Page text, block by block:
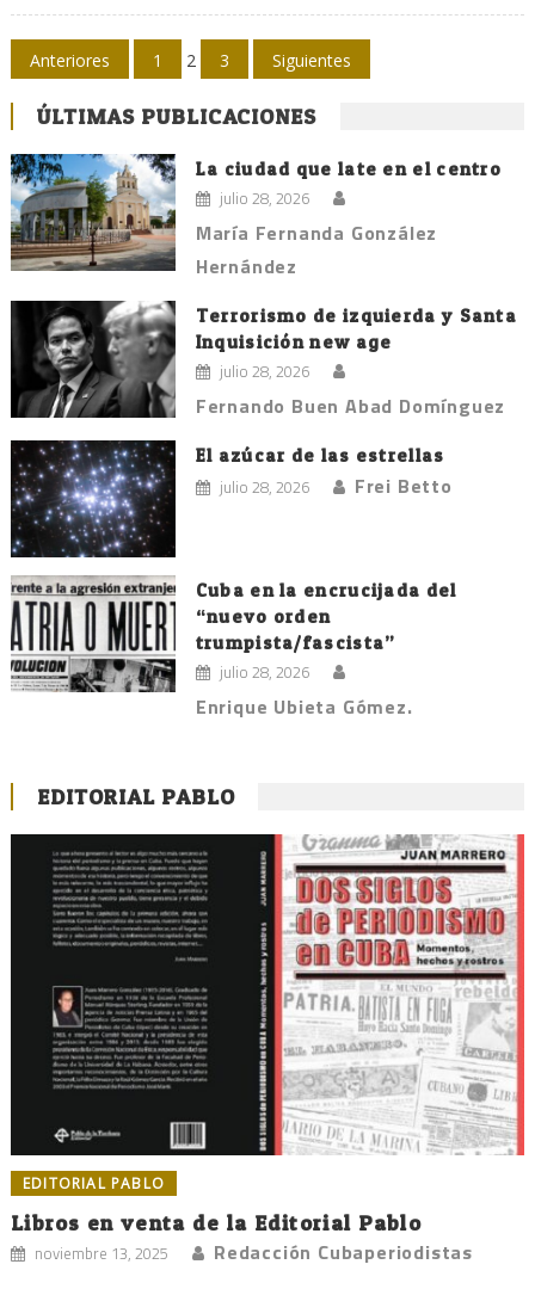
Navegación
de
entradas
Anteriores 1 2 3 Siguientes
ÚLTIMAS PUBLICACIONES
La ciudad que late en el centro
julio 28, 2026
María Fernanda González
Hernández
Terrorismo de izquierda y Santa
Inquisición new age
julio 28, 2026
Fernando Buen Abad Domínguez
El azúcar de las estrellas
julio 28, 2026 Frei Betto
Cuba en la encrucijada del
“nuevo orden
trumpista/fascista”
julio 28, 2026
Enrique Ubieta Gómez.
EDITORIAL PABLO
EDITORIAL PABLO
Libros en venta de la Editorial Pablo
noviembre 13, 2025 Redacción Cubaperiodistas